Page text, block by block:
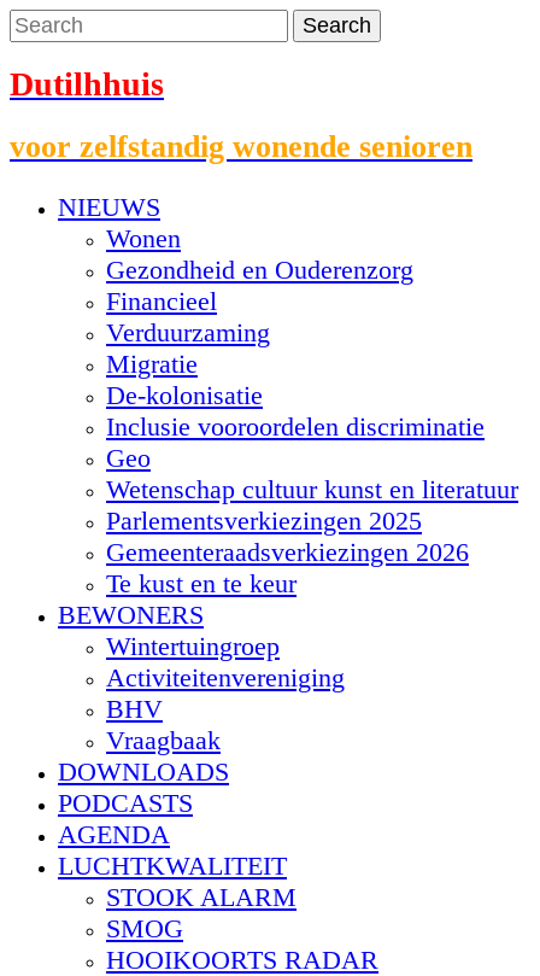
Dutilhhuis
voor zelfstandig wonende senioren
NIEUWS
Wonen
Gezondheid en Ouderenzorg
Financieel
Verduurzaming
Migratie
De-kolonisatie
Inclusie vooroordelen discriminatie
Geo
Wetenschap cultuur kunst en literatuur
Parlementsverkiezingen 2025
Gemeenteraadsverkiezingen 2026
Te kust en te keur
BEWONERS
Wintertuingroep
Activiteitenvereniging
BHV
Vraagbaak
DOWNLOADS
PODCASTS
AGENDA
LUCHTKWALITEIT
STOOK ALARM
SMOG
HOOIKOORTS RADAR